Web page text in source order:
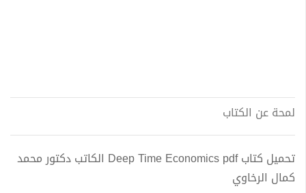
لمحة عن الكتاب
تحميل كتاب Deep Time Economics pdf الكاتب دكتور محمد
كمال الرخاوي